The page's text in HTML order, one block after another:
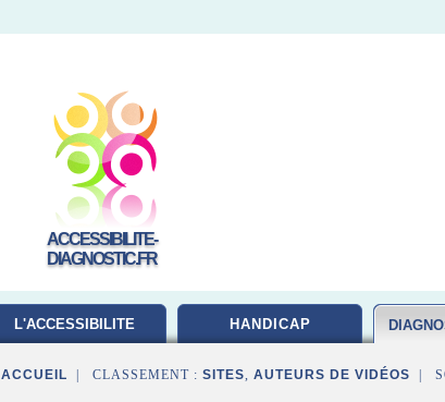
ACCESSIBILITE-
DIAGNOSTIC.FR
L'ACCESSIBILITE HANDICAP
ACCUEIL | CLASSEMENT : SITES, AUTEURS DE VIDÉOS |